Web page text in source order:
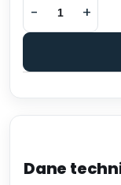
Dane